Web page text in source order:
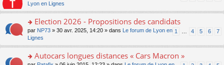
e
s
ré
c
e
nt
n
pl
u
s
ré
c
s
g
e
n
o
n
le
m
e
s
s
e
s
er
le
m
e
s
s
Lyon en Lignes
o
s
er
Election 2026 - Propositions des candidats
1 4 5 6 7
par NP73 » 30 avr. 2025, 14:20 » dans
Le forum de Lyon en
Lignes
Autocars longues distances « Cars Macron »